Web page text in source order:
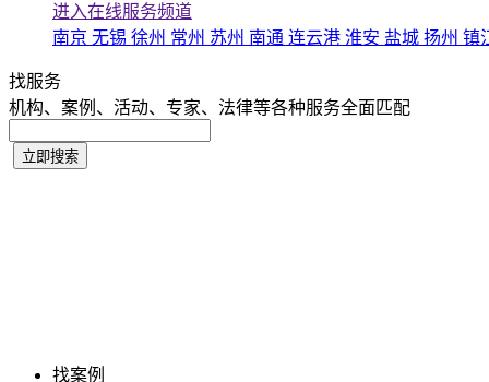
进入在线服务频道
南京 无锡 徐州 常州 苏州 南通 连云港 淮安 盐城 扬州 镇
找服务
机构、案例、活动、专家、法律等各种服务全面匹配
找案例